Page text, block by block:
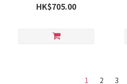
HK$705.00
1 2 3